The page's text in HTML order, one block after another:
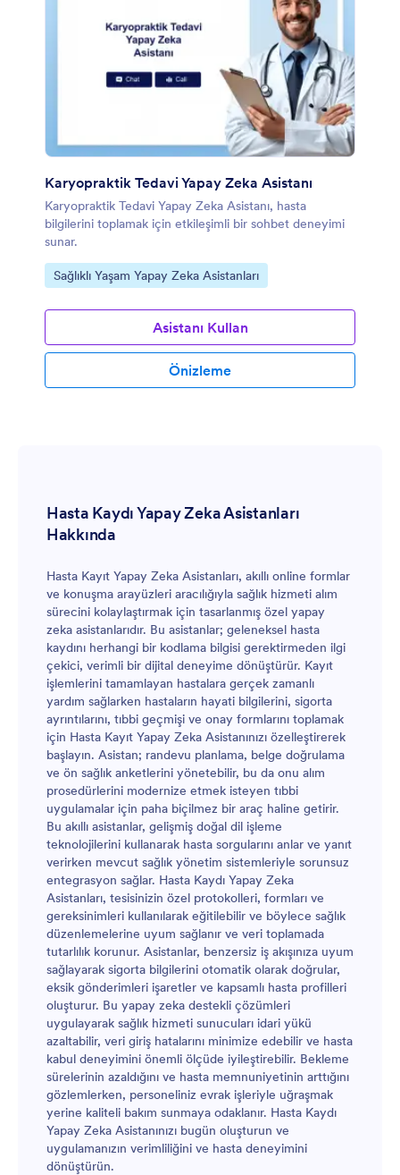
Karyopraktik Tedavi Yapay Zeka Asistanı
Karyopraktik Tedavi Yapay Zeka Asistanı, hasta
bilgilerini toplamak için etkileşimli bir sohbet deneyimi
sunar.
Kategoriye git:
Sağlıklı Yaşam Yapay Zeka Asistanları
Asistanı Kullan
Önizleme
Hasta Kaydı Yapay Zeka Asistanları
Hakkında
Hasta Kayıt Yapay Zeka Asistanları, akıllı online formlar
ve konuşma arayüzleri aracılığıyla sağlık hizmeti alım
sürecini kolaylaştırmak için tasarlanmış özel yapay
zeka asistanlarıdır. Bu asistanlar; geleneksel hasta
kaydını herhangi bir kodlama bilgisi gerektirmeden ilgi
çekici, verimli bir dijital deneyime dönüştürür. Kayıt
işlemlerini tamamlayan hastalara gerçek zamanlı
yardım sağlarken hastaların hayati bilgilerini, sigorta
ayrıntılarını, tıbbi geçmişi ve onay formlarını toplamak
için Hasta Kayıt Yapay Zeka Asistanınızı özelleştirerek
başlayın. Asistan; randevu planlama, belge doğrulama
ve ön sağlık anketlerini yönetebilir, bu da onu alım
prosedürlerini modernize etmek isteyen tıbbi
uygulamalar için paha biçilmez bir araç haline getirir.
Bu akıllı asistanlar, gelişmiş doğal dil işleme
teknolojilerini kullanarak hasta sorgularını anlar ve yanıt
verirken mevcut sağlık yönetim sistemleriyle sorunsuz
entegrasyon sağlar. Hasta Kaydı Yapay Zeka
Asistanları, tesisinizin özel protokolleri, formları ve
gereksinimleri kullanılarak eğitilebilir ve böylece sağlık
düzenlemelerine uyum sağlanır ve veri toplamada
tutarlılık korunur. Asistanlar, benzersiz iş akışınıza uyum
sağlayarak sigorta bilgilerini otomatik olarak doğrular,
eksik gönderimleri işaretler ve kapsamlı hasta profilleri
oluşturur. Bu yapay zeka destekli çözümleri
uygulayarak sağlık hizmeti sunucuları idari yükü
azaltabilir, veri giriş hatalarını minimize edebilir ve hasta
kabul deneyimini önemli ölçüde iyileştirebilir. Bekleme
sürelerinin azaldığını ve hasta memnuniyetinin arttığını
gözlemlerken, personeliniz evrak işleriyle uğraşmak
yerine kaliteli bakım sunmaya odaklanır. Hasta Kaydı
Yapay Zeka Asistanınızı bugün oluşturun ve
uygulamanızın verimliliğini ve hasta deneyimini
dönüştürün.